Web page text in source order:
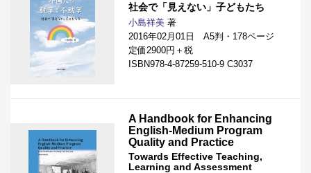
社会で「見えない」子どもたち
小島祥美 著
2016年02月01日 A5判・178ページ
定価2900円＋税
ISBN978-4-87259-510-9 C3037
A Handbook for Enhancing
English-Medium Program
Quality and Practice
Towards Effective Teaching,
Learning and Assessment